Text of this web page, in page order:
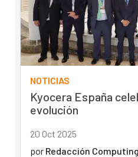
NOTICIAS
Kyocera España
evolución
20 Oct 2025
por Redacción Computing